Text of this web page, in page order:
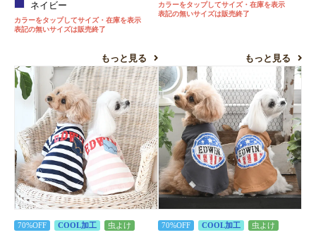
ネイビー
カラーをタップしてサイズ・在庫を表示
表記の無いサイズは販売終了
もっと見る
カラーをタップしてサイズ・在庫を表示
表記の無いサイズは販売終了
もっと見る
70%OFF COOL加工
虫よけ
70%OFF COOL加工
虫よけ